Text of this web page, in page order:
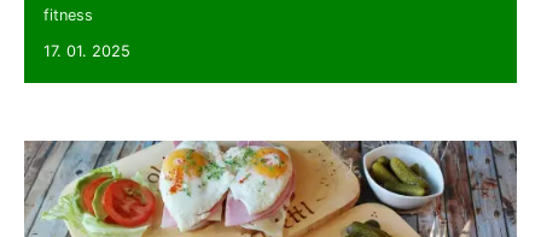
fitness
17. 01. 2025